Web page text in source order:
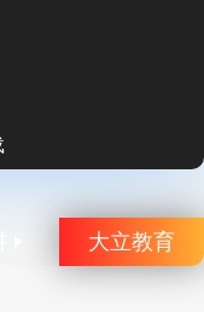
大立教育